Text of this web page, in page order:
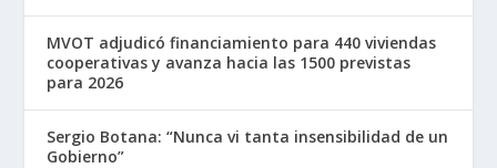
MVOT adjudicó financiamiento para 440 viviendas
cooperativas y avanza hacia las 1500 previstas
para 2026
Sergio Botana: “Nunca vi tanta insensibilidad de un
Gobierno”